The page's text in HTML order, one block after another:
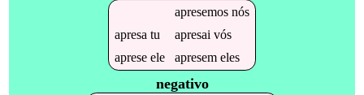
apresemosnós
apresa tu apresai vós
apreseele apresemeles
negativo